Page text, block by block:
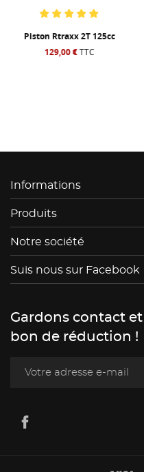
Cage À Aiguilles Rtraxx Piston 65cc
15,00 €TTC
Informations
Produits
Notre société
Suis nous sur Facebook
Gardons contact
bon de réduction !